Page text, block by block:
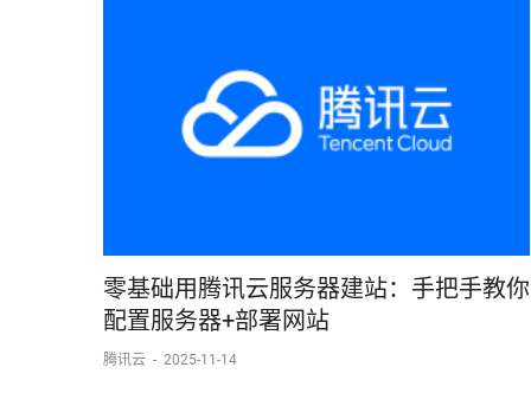
零基础用腾讯云服务器建站：手把手教你
配置服务器+部署网站
腾讯云 - 2025-11-14